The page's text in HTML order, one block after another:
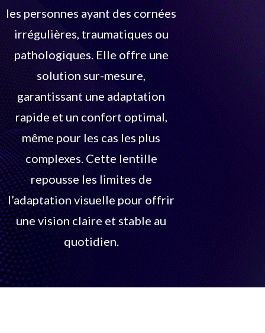
les personnes ayant des cornées
irrégulières, traumatiques ou
pathologiques. Elle offre une
solution sur-mesure,
garantissant une adaptation
rapide et un confort optimal,
même pour les cas les plus
complexes. Cette lentille
repousse les limites de
l’adaptation visuelle pour offrir
une vision claire et stable au
quotidien.